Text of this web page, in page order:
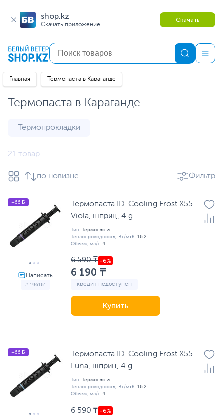
shop.kz
Скачать приложение
Скачать
Главная Термопаста в Караганде
Термопаста в Караганде
Термопрокладки
21 товар
по новизне Фильтр
# 196161
+66 Б
Термопаста ID-Cooling Frost X55
Viola, шприц, 4 g
Тип: Термопаста
Теплопроводность, Вт/м•К: 16.2
Объем, мл/г: 4
6 590 ₸
6 190 ₸
кредит недоступен
Купить
+66 Б
Термопаста ID-Cooling Frost X55
Luna, шприц, 4 g
Тип: Термопаста
Теплопроводность, Вт/м•К: 16.2
Объем, мл/г: 4
6 590 ₸